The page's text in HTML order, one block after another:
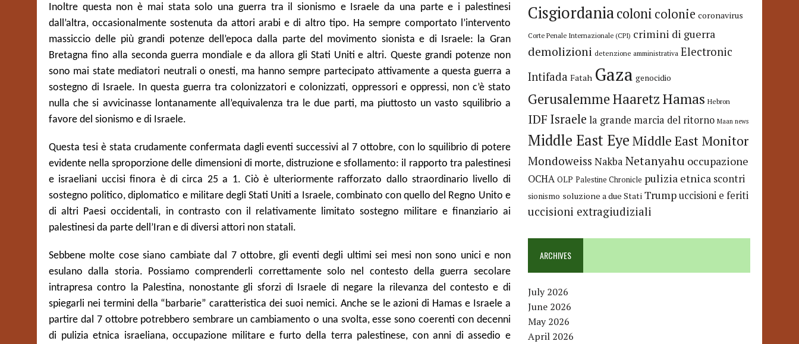
Inoltre questa non è mai stata solo una guerra tra il sionismo e Israele da una parte e i palestinesi
dall’altra, occasionalmente sostenuta da attori arabi e di altro tipo. Ha sempre comportato l’intervento
massiccio delle più grandi potenze dell’epoca dalla parte del movimento sionista e di Israele: la Gran
Bretagna fino alla seconda guerra mondiale e da allora gli Stati Uniti e altri. Queste grandi potenze non
sono mai state mediatori neutrali o onesti, ma hanno sempre partecipato attivamente a questa guerra a
sostegno di Israele. In questa guerra tra colonizzatori e colonizzati, oppressori e oppressi, non c’è stato
nulla che si avvicinasse lontanamente all’equivalenza tra le due parti, ma piuttosto un vasto squilibrio a
favore del sionismo e di Israele.
Questa tesi è stata crudamente confermata dagli eventi successivi al 7 ottobre, con lo squilibrio di potere
evidente nella sproporzione delle dimensioni di morte, distruzione e sfollamento: il rapporto tra palestinesi
e israeliani uccisi finora è di circa 25 a 1. Ciò è ulteriormente rafforzato dallo straordinario livello di
sostegno politico, diplomatico e militare degli Stati Uniti a Israele, combinato con quello del Regno Unito e
di altri Paesi occidentali, in contrasto con il relativamente limitato sostegno militare e finanziario ai
palestinesi da parte dell’Iran e di diversi attori non statali.
Sebbene molte cose siano cambiate dal 7 ottobre, gli eventi degli ultimi sei mesi non sono unici e non
esulano dalla storia. Possiamo comprenderli correttamente solo nel contesto della guerra secolare
intrapresa contro la Palestina, nonostante gli sforzi di Israele di negare la rilevanza del contesto e di
spiegarli nei termini della “barbarie” caratteristica dei suoi nemici. Anche se le azioni di Hamas e Israele a
partire dal 7 ottobre potrebbero sembrare un cambiamento o una svolta, esse sono coerenti con decenni
di pulizia etnica israeliana, occupazione militare e furto della terra palestinese, con anni di assedio e
Cisgiordaniacoloni colonie coronavirus
Corte Penale Internazionale (CPI) crimini di guerra
demolizioni detenzione amministrativa Electronic
Intifada Fatah Gaza genocidio
GerusalemmeHaaretzHamas Hebron
IDF Israele la grande marcia del ritorno Maan news
Middle East Eye Middle East Monitor
Mondoweiss Nakba Netanyahu occupazione
OCHA OLP Palestine Chronicle pulizia etnica scontri
sionismo soluzione a due Stati Trumpuccisioni e feriti
uccisioni extragiudiziali
ARCHIVES
July 2026
June 2026
May 2026
April 2026